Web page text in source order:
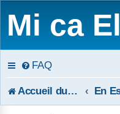
Mi ca
FAQ
Accueil du forum En